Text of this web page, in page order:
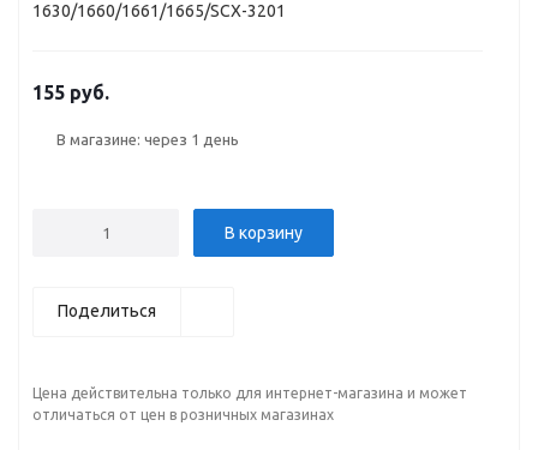
1630/1660/1661/1665/SCX-3201
155 руб.
В магазине: через 1 день
В корзину
Поделиться
Цена действительна только для интернет-магазина и может
отличаться от цен в розничных магазинах